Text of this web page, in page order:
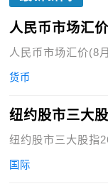
人民币市场汇
人民币市场汇价(8
货币
纽约股市三大
纽约股市三大股指
国际